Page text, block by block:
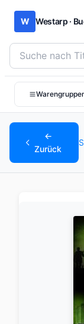
W Westarp ·
Bücher suchen
←
Zurück